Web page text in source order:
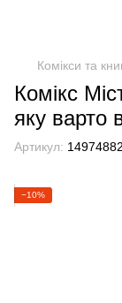
Комікси та
Комікс
яку варто
Артикул:
−10%